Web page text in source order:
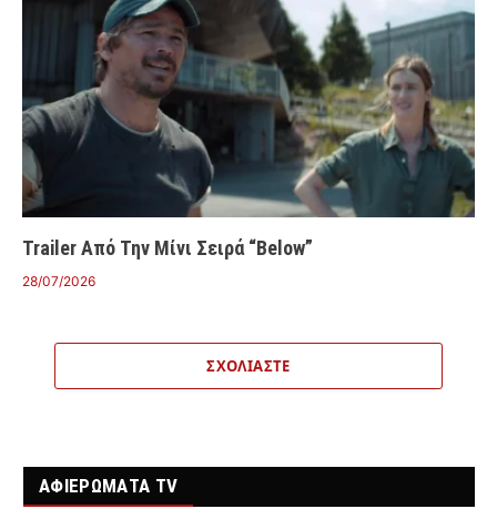
Trailer Από Την Μίνι Σειρά “Below”
28/07/2026
ΣΧΟΛΙΆΣΤΕ
ΑΦΙΕΡΩΜΑΤΑ TV